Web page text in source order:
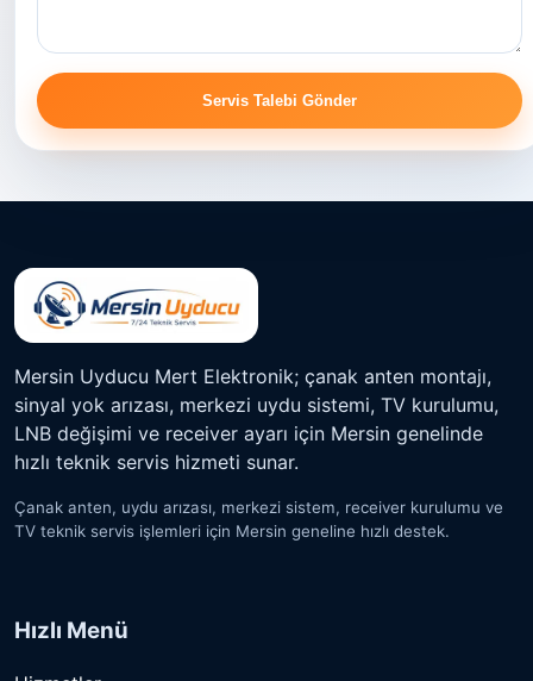
Servis Talebi Gönder
Mersin Uyducu Mert Elektronik; çanak anten montajı,
sinyal yok arızası, merkezi uydu sistemi, TV kurulumu,
LNB değişimi ve receiver ayarı için Mersin genelinde
hızlı teknik servis hizmeti sunar.
Çanak anten, uydu arızası, merkezi sistem, receiver kurulumu ve
TV teknik servis işlemleri için Mersin geneline hızlı destek.
Hızlı Menü